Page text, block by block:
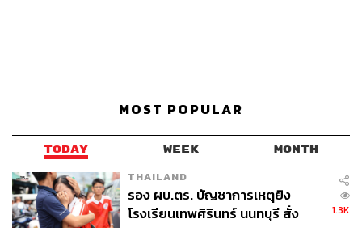
MOST POPULAR
TODAY WEEK MONTH
THAILAND
รอง ผบ.ตร. บัญชาการเหตุยิง
โรงเรียนเทพศิรินทร์ นนทบุรี สั่ง
1.3K